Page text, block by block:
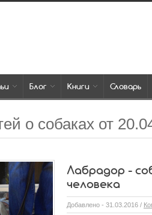
Блог Книги Словарь
о собаках от
Лабрадор -
человека
Добавлено - 31.03.2016 /